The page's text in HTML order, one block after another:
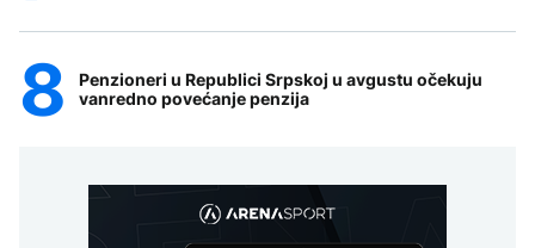
Penzioneri u Republici Srpskoj u avgustu očekuju
vanredno povećanje penzija